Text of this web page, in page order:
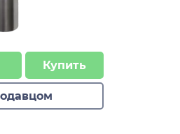
Купить